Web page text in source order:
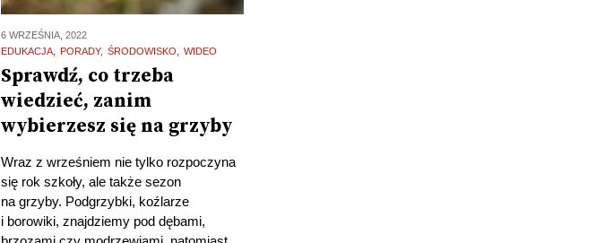
6 WRZEŚNIA, 2022
EDUKACJA
PORADY ŚRODOWISKO WIDEO
Sprawdź, co trzeba
wiedzieć, zanim
wybierzesz się na grzyby
Wraz z wrześniem nie tylko rozpoczyna
się rok szkoły, ale także sezon
na grzyby. Podgrzybki, koźlarze
i borowiki, znajdziemy pod dębami,